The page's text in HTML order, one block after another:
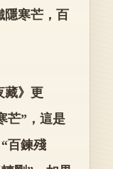
隱寒芒，百
藏》更
芒”，這是
百鍊殘